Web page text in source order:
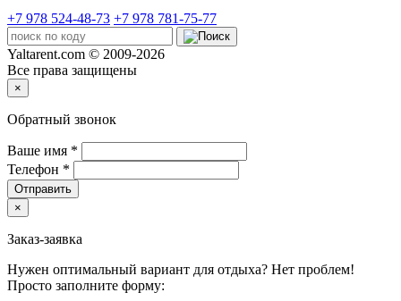
+7 978 524-48-73 +7 978 781-75-77
Yaltarent.com © 2009-2026
Все права защищены
×
Обратный звонок
Ваше имя *
Телефон *
Отправить
×
Заказ-заявка
Нужен оптимальный вариант для отдыха? Нет проблем!
Просто заполните форму: